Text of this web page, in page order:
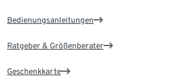
Bedienungsanleitungen
Ratgeber & Größenberater
Geschenkkarte